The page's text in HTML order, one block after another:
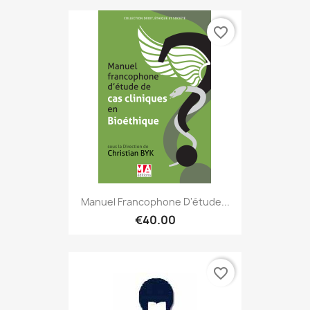
Manuel Francophone D'étude...
€40.00
favorite_border
favorite_border